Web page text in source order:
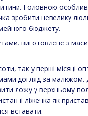
Головною
зробити невелику
бюджету.
виготовлене з
так у перші місяці
догляд за малюком.
ложу у верхньому
ліжечка як
вставати.